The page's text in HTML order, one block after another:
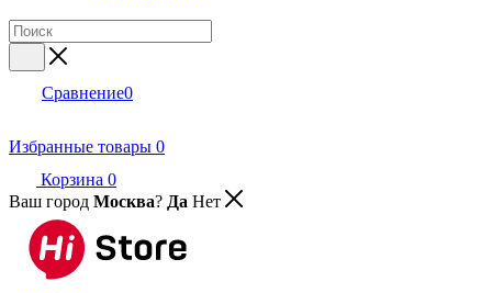
Сравнение0
Избранные товары 0
Корзина 0
Ваш город Москва? Да Нет